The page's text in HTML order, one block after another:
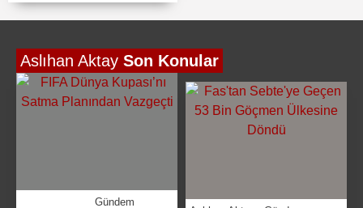
Aslıhan Aktay Son Konular
Gündem